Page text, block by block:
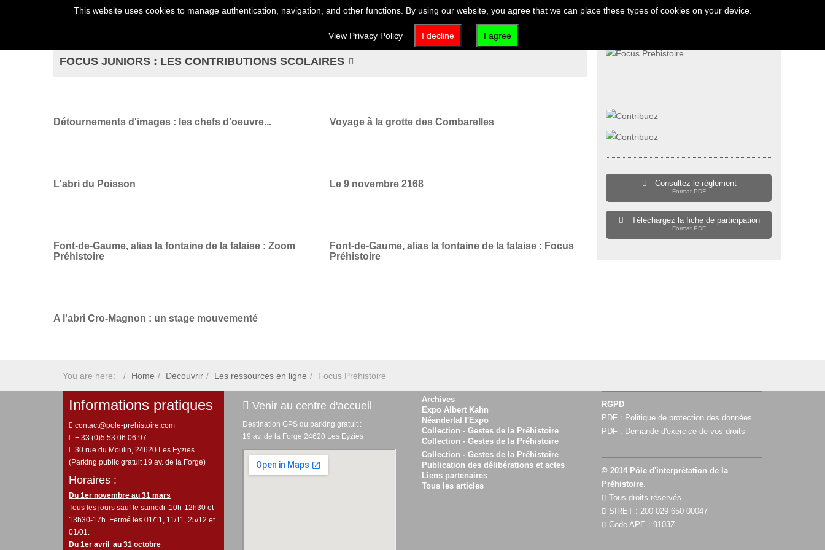
HOME YOUR VISIT EXHIBITIONS & EVENTS ACTIVITIES & EDUCATION THE VEZERE VALLEY
FOCUS JUNIORS : LES CONTRIBUTIONS SCOLAIRES
Détournements d'images : les chefs d'oeuvre... Voyage à la grotte des Combarelles
L'abri du Poisson Le 9 novembre 2168
Font-de-Gaume, alias la fontaine de la falaise : Zoom
Préhistoire
Font-de-Gaume, alias la fontaine de la falaise : Focus
Préhistoire
A l'abri Cro-Magnon : un stage mouvementé
Consultez le règlement
Format PDF
Téléchargez la fiche de participation
Format PDF
You are here: Home Découvrir Les ressources en ligne Focus Préhistoire
Informations pratiques
contact@pole-prehistoire.com
+ 33 (0)5 53 06 06 97
30 rue du Moulin, 24620 Les Eyzies
(Parking public gratuit 19 av. de la Forge)
Horaires :
Du 1er novembre au 31 mars
Tous les jours sauf le samedi :10h-12h30 et
13h30-17h. Fermé les 01/11, 11/11, 25/12 et
01/01.
Du 1er avril au 31 octobre
Venir au centre d'accueil
Destination GPS du parking gratuit :
19 av. de la Forge 24620 Les Eyzies
Archives
Expo Albert Kahn
Néandertal l'Expo
Collection - Gestes de la Préhistoire
Collection - Gestes de la Préhistoire
Collection - Gestes de la Préhistoire
Publication des délibérations et actes
Liens partenaires
Tous les articles
RGPD
PDF : Politique de protection des données
PDF : Demande d'exercice de vos droits
© 2014 Pôle d'interprétation de la
Préhistoire.
Tous droits réservés.
SIRET : 200 029 650 00047
Code APE : 9103Z
This website uses cookies to manage authentication, navigation, and other functions. By using our website, you agree that we can place these types of cookies on your device.
View Privacy Policy I decline I agree